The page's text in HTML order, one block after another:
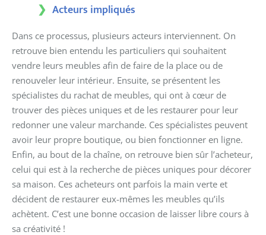
Acteurs impliqués
Dans ce processus, plusieurs acteurs interviennent. On
retrouve bien entendu les particuliers qui souhaitent
vendre leurs meubles afin de faire de la place ou de
renouveler leur intérieur. Ensuite, se présentent les
spécialistes du rachat de meubles, qui ont à cœur de
trouver des pièces uniques et de les restaurer pour leur
redonner une valeur marchande. Ces spécialistes peuvent
avoir leur propre boutique, ou bien fonctionner en ligne.
Enfin, au bout de la chaîne, on retrouve bien sûr l’acheteur,
celui qui est à la recherche de pièces uniques pour décorer
sa maison. Ces acheteurs ont parfois la main verte et
décident de restaurer eux-mêmes les meubles qu’ils
achètent. C’est une bonne occasion de laisser libre cours à
sa créativité !